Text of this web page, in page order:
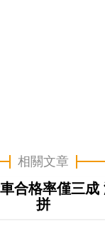
相關文章
合格率僅三
拼